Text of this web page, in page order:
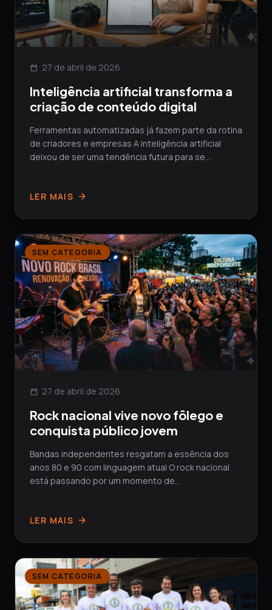
calendar_today 27 de abril de 2026
Inteligência artificial transforma a
criação de conteúdo digital
Ferramentas automatizadas já fazem parte da rotina
de criadores e empresas A inteligência artificial
deixou de ser uma tendência futura para se...
LER MAIS arrow_forward
SEM CATEGORIA
calendar_today 27 de abril de 2026
Rock nacional vive novo fôlego e
conquista público jovem
Bandas independentes resgatam a essência dos
anos 80 e 90 com linguagem atual O rock nacional
está passando por um momento de...
LER MAIS arrow_forward
SEM CATEGORIA